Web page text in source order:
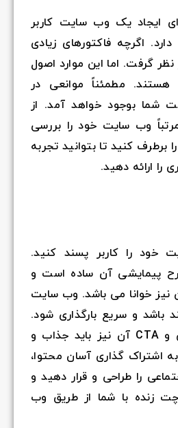
ایجاد یک وب سایت کاربر
اگرچه فاکتورهای زیادی
گرفت. اما این موارد اصول
هستند. مطمئناً موانعی در
شما بوجود خواهد آمد. از
وب سایت خود را بررسی
برطرف کنید تا بتوانید تجربه
را ارائه دهید.
خود را کاربر پسند کنید.
پیمایشی آن ساده است و
نیز خوانا می باشد. وب سایت
باشد و سریع بارگذاری شود.
همچنین رنگ آمیزی و CTA آن نیز باید جذاب و
اشتراک گذاری آسان محتوا،
را طراحی و قرار دهید و
چت زنده با شما از طریق وب